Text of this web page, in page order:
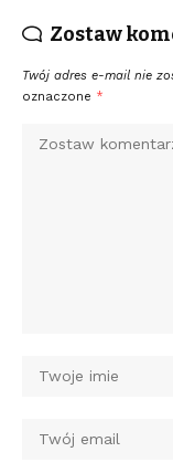
Zostaw
Twój adres e-mail nie
oznaczone *